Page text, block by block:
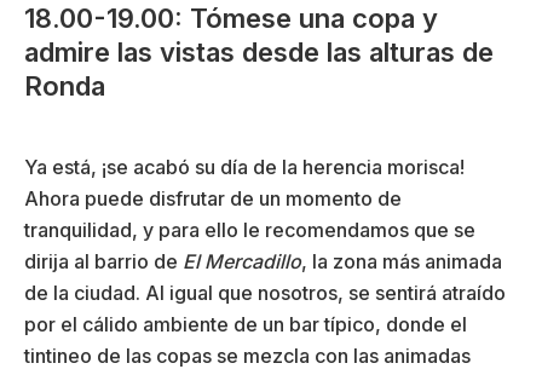
18.00-19.00: Tómese una copa y
admire las vistas desde las alturas de
Ronda
Ya está, ¡se acabó su día de la herencia morisca!
Ahora puede disfrutar de un momento de
tranquilidad, y para ello le recomendamos que se
dirija al barrio de El Mercadillo, la zona más animada
de la ciudad. Al igual que nosotros, se sentirá atraído
por el cálido ambiente de un bar típico, donde el
tintineo de las copas se mezcla con las animadas